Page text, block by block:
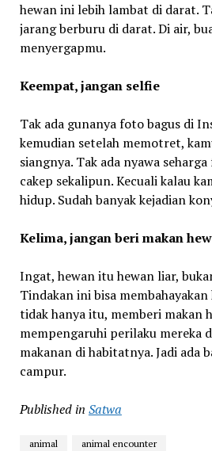
hewan ini lebih lambat di darat.
jarang berburu di darat. Di air,
menyergapmu.
Keempat, jangan selfie
Tak ada gunanya foto bagus di
kemudian setelah memotret,
siangnya. Tak ada nyawa
cakep sekalipun. Kecuali kalau
hidup. Sudah banyak kejadian
Kelima, jangan beri makan
Ingat, hewan itu hewan liar,
Tindakan ini bisa
tidak hanya itu, memberi makan
mempengaruhi perilaku mereka
makanan di habitatnya. Jadi ada
campur.
Published in Satwa
animal animal encounter